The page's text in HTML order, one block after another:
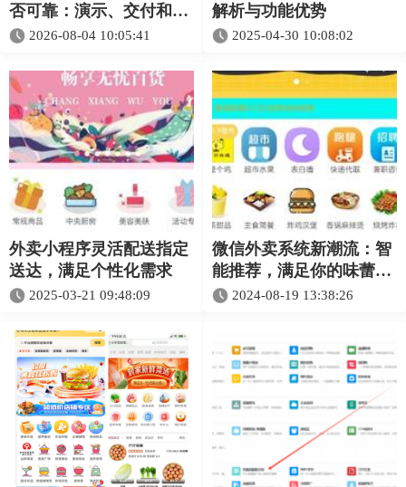
否可靠：演示、交付和售
后检查表
2026-08-04 10:05:41
解析与功能优势​
2025-04-30 10:08:02
外卖小程序灵活配送指定
送达，满足个性化需求
2025-03-21 09:48:09
微信外卖系统新潮流：智
能推荐，满足你的味蕾需
求 2024-08-19 13:38:26